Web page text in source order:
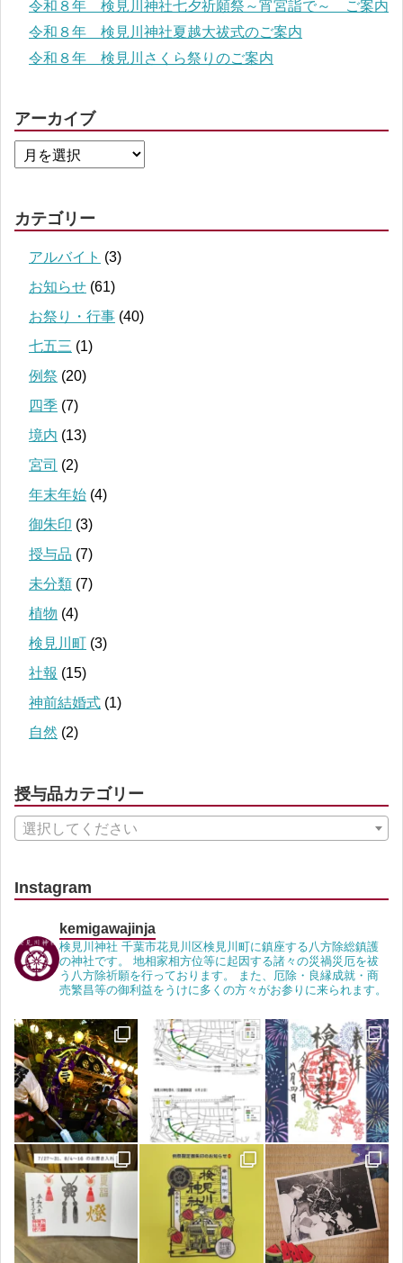
令和８年 検見川神社七夕祈願祭～宵宮詣で～ ご案内
令和８年 検見川神社夏越大祓式のご案内
令和８年 検見川さくら祭りのご案内
アーカイブ
カテゴリー
アルバイト (3)
お知らせ (61)
お祭り・行事 (40)
七五三 (1)
例祭 (20)
四季 (7)
境内 (13)
宮司 (2)
年末年始 (4)
御朱印 (3)
授与品 (7)
未分類 (7)
植物 (4)
検見川町 (3)
社報 (15)
神前結婚式 (1)
自然 (2)
授与品カテゴリー
選択してください
Instagram
kemigawajinja
検見川神社 千葉市花見川区検見川町に鎮座する八方除総鎮護
の神社です。 地相家相方位等に起因する諸々の災禍災厄を祓
う八方除祈願を行っております。 また、厄除・良縁成就・商
売繁昌等の御利益をうけに多くの方々がお参りに来られます。